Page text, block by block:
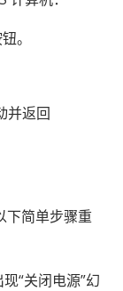
。
并返回
下简单步骤重
“关闭电源”幻